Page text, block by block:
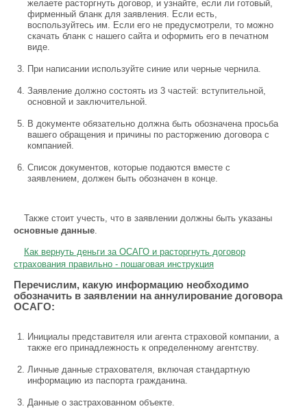
желаете расторгнуть договор, и узнайте, если ли готовый,
фирменный бланк для заявления. Если есть,
воспользуйтесь им. Если его не предусмотрели, то можно
скачать бланк с нашего сайта и оформить его в печатном
виде.
При написании используйте синие или черные чернила.
Заявление должно состоять из 3 частей: вступительной,
основной и заключительной.
В документе обязательно должна быть обозначена просьба
вашего обращения и причины по расторжению договора с
компанией.
Список документов, которые подаются вместе с
заявлением, должен быть обозначен в конце.
Также стоит учесть, что в заявлении должны быть указаны
основные данные.
Как вернуть деньги за ОСАГО и расторгнуть договор
страхования правильно - пошаговая инструкция
Перечислим, какую информацию необходимо
обозначить в заявлении на аннулирование договора
ОСАГО:
Инициалы представителя или агента страховой компании, а
также его принадлежность к определенному агентству.
Личные данные страхователя, включая стандартную
информацию из паспорта гражданина.
Данные о застрахованном объекте.